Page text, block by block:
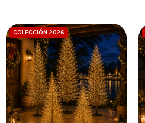
COLECCIÓN 2026